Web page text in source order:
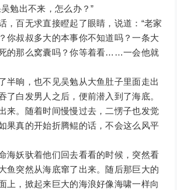
勉出不来，怎么办？”
百无求直接瞪起了眼睛，说道：“老家
你叔叔多大的本事你不知道吗？一条大
的那么窝囊吗？你等着看……一会他就
晌，也不见吴勉从大鱼肚子里面走出
了白发男人之后，便前潜入到了海底。
来。随着时间慢慢过去，二愣子也发觉
果真的开始折腾鲲的话，不会这么风平
妖驮着他们回去看看的时候，突然看
鱼突然从海底窜了出来。随后那巨大的
上，掀起来巨大的海浪好像海啸一样向